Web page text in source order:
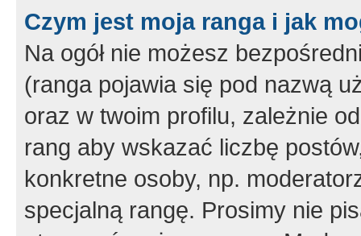
Czym jest moja ranga i jak
Na ogół nie możesz
(ranga pojawia się pod nazwą
oraz w twoim profilu, zależnie
rang aby wskazać liczbę
konkretne osoby, np.
specjalną rangę. Prosimy nie